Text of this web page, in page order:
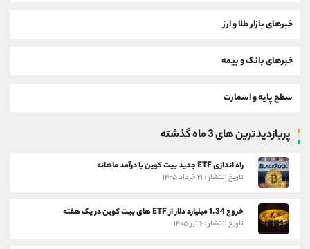
خبرهای بازار طلا و ارز
خبرهای بانک و بیمه
سطح پایه و اسمارت
پربازدیدترین های 3 ماه گذشته
راه اندازی ETF جدید بیت کوین با درآمد ماهانه
تاریخ انتشار : ۲۱ خرداد ۱۴۰۵
خروج 1.34 میلیارد دلار از ETF های بیت کوین در یک هفته
تاریخ انتشار : ۶ تیر ۱۴۰۵